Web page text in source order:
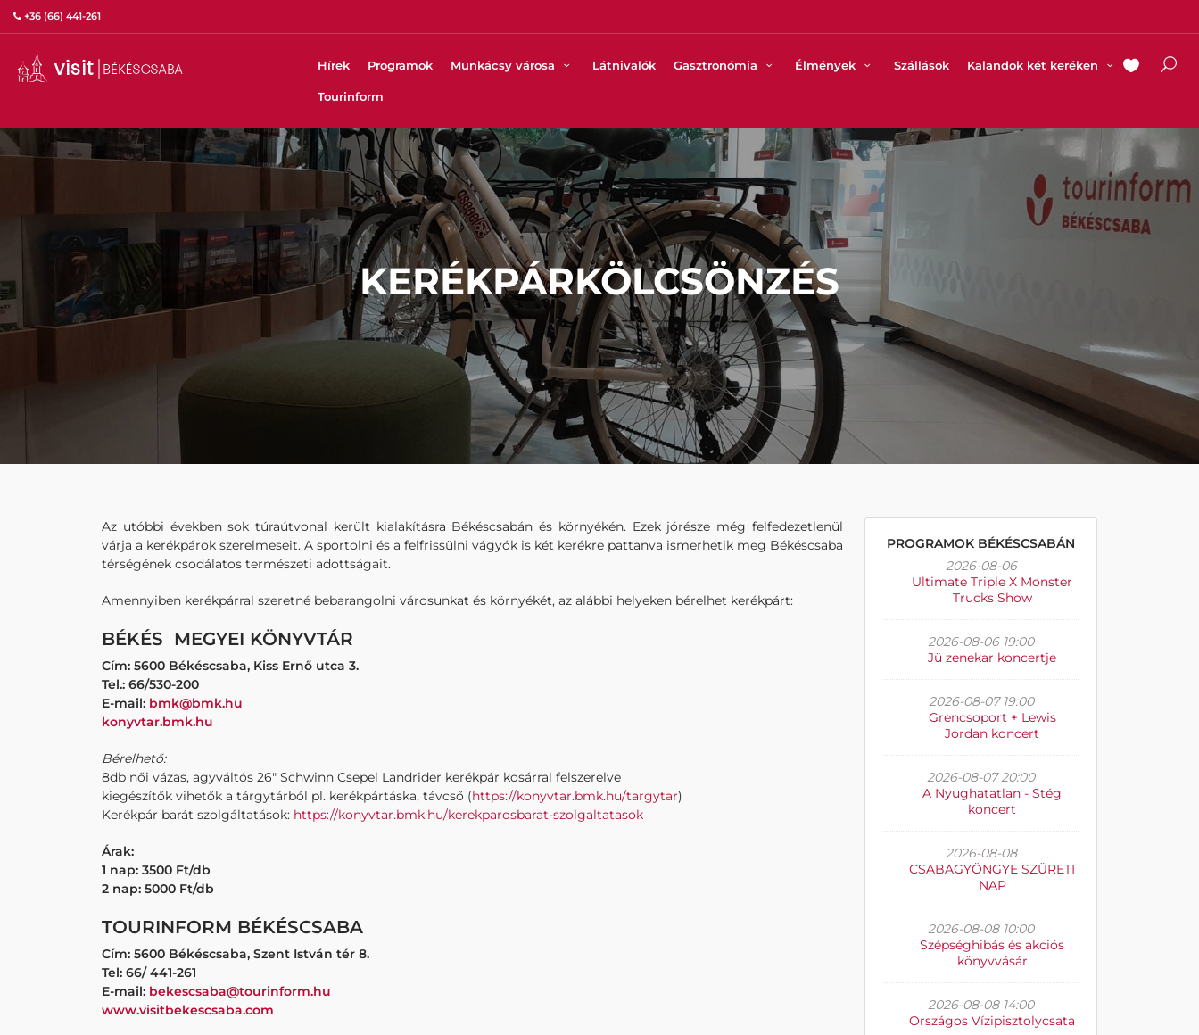
+36 (66) 441-261
Hírek Programok Munkácsy városa Látnivalók Gasztronómia Élmények Szállások Kalandok két keréken
Tourinform
KERÉKPÁRKÖLCSÖNZÉS
Az utóbbi években sok túraútvonal került kialakításra Békéscsabán és környékén. Ezek jórésze még felfedezetlenül
várja a kerékpárok szerelmeseit. A sportolni és a felfrissülni vágyók is két kerékre pattanva ismerhetik meg Békéscsaba
térségének csodálatos természeti adottságait.
Amennyiben kerékpárral szeretné bebarangolni városunkat és környékét, az alábbi helyeken bérelhet kerékpárt:
BÉKÉS MEGYEI KÖNYVTÁR
Cím: 5600 Békéscsaba, Kiss Ernő utca 3.
Tel.: 66/530-200
E-mail: bmk@bmk.hu
konyvtar.bmk.hu
Bérelhető:
8db női vázas, agyváltós 26" Schwinn Csepel Landrider kerékpár kosárral felszerelve
kiegészítők vihetők a tárgytárból pl. kerékpártáska, távcső (https://konyvtar.bmk.hu/targytar)
Kerékpár barát szolgáltatások: https://konyvtar.bmk.hu/kerekparosbarat-szolgaltatasok
Árak:
1 nap: 3500 Ft/db
2 nap: 5000 Ft/db
TOURINFORM BÉKÉSCSABA
Cím: 5600 Békéscsaba, Szent István tér 8.
Tel: 66/ 441-261
E-mail: bekescsaba@tourinform.hu
www.visitbekescsaba.com
PROGRAMOK BÉKÉSCSABÁN
2026-08-06
Ultimate Triple X Monster
Trucks Show
2026-08-06 19:00
Jü zenekar koncertje
2026-08-07 19:00
Grencsoport + Lewis
Jordan koncert
2026-08-07 20:00
A Nyughatatlan - Stég
koncert
2026-08-08
CSABAGYÖNGYE SZÜRETI
NAP
2026-08-08 10:00
Szépséghibás és akciós
könyvvásár
2026-08-08 14:00
Országos Vízipisztolycsata